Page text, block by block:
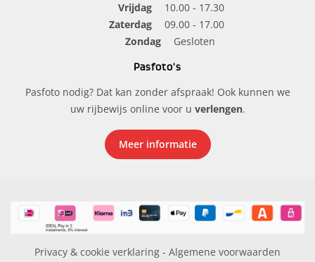
Vrijdag
10.00 - 17.30
Zaterdag
09.00 - 17.00
Zondag
Gesloten
Pasfoto's
Pasfoto nodig? Dat kan zonder afspraak! Ook kunnen we
uw rijbewijs online voor u verlengen.
Meer informatie
Privacy & cookie verklaring - Algemene voorwaarden